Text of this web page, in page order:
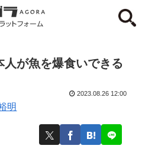
が魚を爆食いできる
明
2023.08.26 12:00